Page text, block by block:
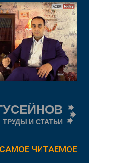
ТРУДЫ И СТАТЬИ
САМОЕ ЧИТАЕМОЕ